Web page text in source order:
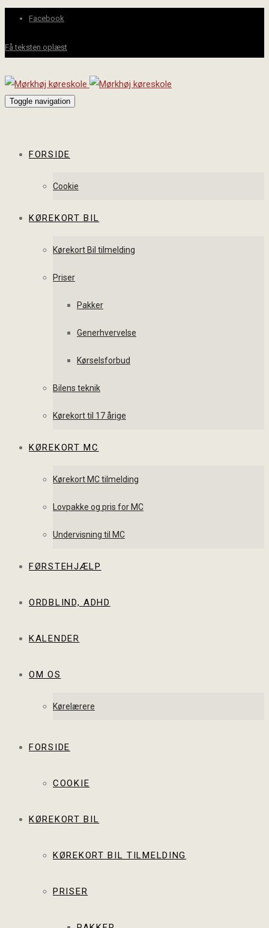
Facebook
Få teksten oplæst
Toggle navigation
FORSIDE
Cookie
KØREKORT BIL
Kørekort Bil tilmelding
Priser
Pakker
Generhvervelse
Kørselsforbud
Bilens teknik
Kørekort til 17 årige
KØREKORT MC
Kørekort MC tilmelding
Lovpakke og pris for MC
Undervisning til MC
FØRSTEHJÆLP
ORDBLIND, ADHD
KALENDER
OM OS
Kørelærere
FORSIDE
COOKIE
KØREKORT BIL
KØREKORT BIL TILMELDING
PRISER